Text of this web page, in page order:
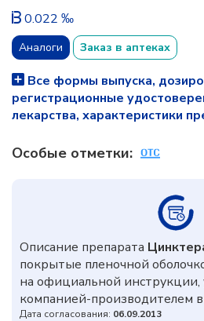
0.022 ‰
Аналоги Заказ в аптеках
Все формы выпуска,
регистрационные
лекарства, характеристики
Особые отметки:
Описание препарата
покрытые пленочной
на официальной
компанией-производителем
Дата согласования: 06.09.2013